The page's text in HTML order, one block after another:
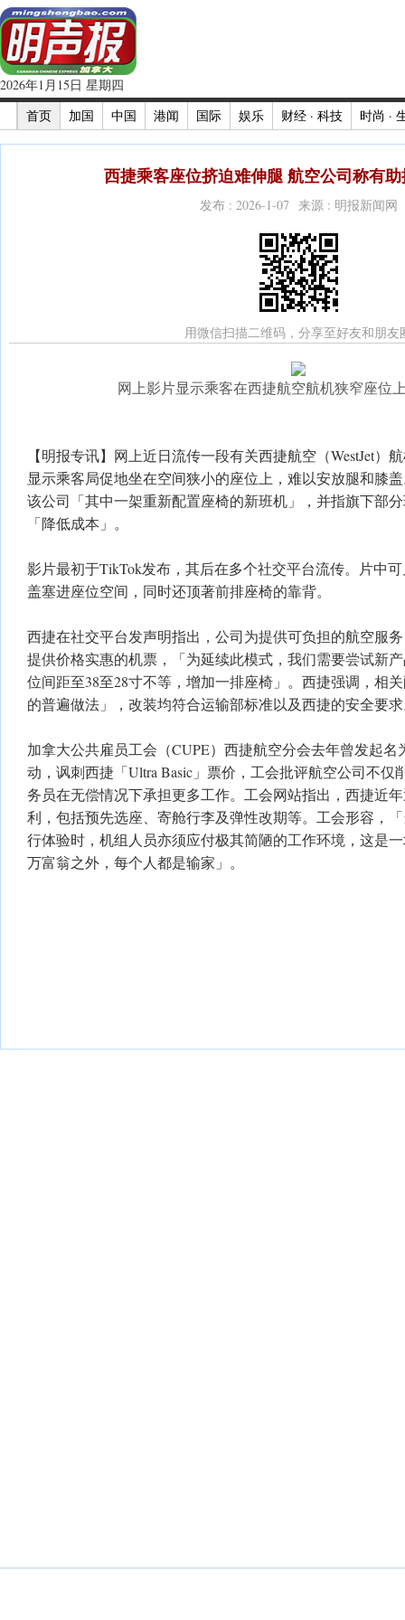
2026年1月15日 星期四
首页
加国 中国 港闻 国际 娱乐 财经 · 科技 时尚 ·
西捷乘客座位挤迫难伸腿 航空公司称有
发布 : 2026-1-07 来源 : 明报新闻网
用微信扫描二维码，分享至好友和朋友
网上影片显示乘客在西捷航空航机狭窄座位
【明报专讯】网上近日流传一段有关西捷航空（WestJet）
显示乘客局促地坐在空间狭小的座位上，难以安放腿和膝
该公司「其中一架重新配置座椅的新班机」，并指旗下部
「降低成本」。
影片最初于TikTok发布，其后在多个社交平台流传。片中
盖塞进座位空间，同时还顶著前排座椅的靠背。
西捷在社交平台发声明指出，公司为提供可负担的航空服
提供价格实惠的机票，「为延续此模式，我们需要尝试新
位间距至38至28寸不等，增加一排座椅」。西捷强调，相
的普遍做法」，改装均符合运输部标准以及西捷的安全要
加拿大公共雇员工会（CUPE）西捷航空分会去年曾发起名
动，讽刺西捷「Ultra Basic」票价，工会批评航空公司不仅
务员在无偿情况下承担更多工作。工会网站指出，西捷近
利，包括预先选座、寄舱行李及弹性改期等。工会形容，
行体验时，机组人员亦须应付极其简陋的工作环境，这是
万富翁之外，每个人都是输家」。